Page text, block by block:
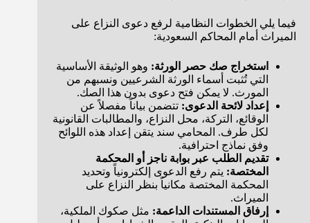
فيما يلي الخطوات النظامية لرفع دعوى النزاع على
الميراث أمام المحاكم السعودية:
استخراج صك حصر الورثة: وهو الوثيقة الأساسية
التي تُثبت أسماء الورثة الشرعيين ونسبهم من
المورث. لا يمكن فتح دعوى بدون هذا الصك.
إعداد لائحة الدعوى: تتضمن بياناً مفصلاً عن
الوقائع، التركة، محل النزاع، والمطالبات القانونية
لكل طرف. المحامي سند يتقن إعداد هذه اللوائح
وفق نماذج احترافية.
تقديم الطلب عبر بوابة ناجز أو المحكمة
المختصة: يتم رفع الدعوى إلكترونياً وتحديد
المحكمة المختصة مكانياً بنظر النزاع على
الميراث.
إرفاق المستندات الداعمة: مثل صكوك الملكية،